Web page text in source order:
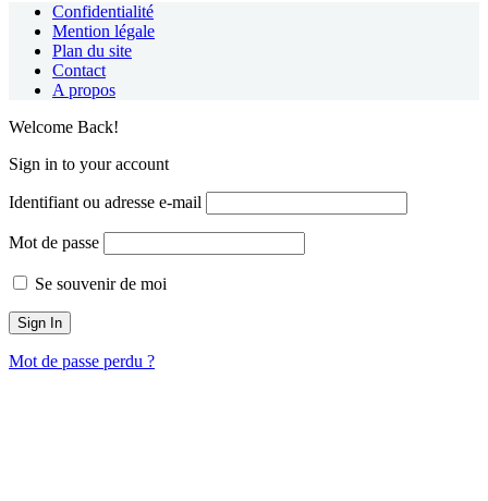
Confidentialité
Mention légale
Plan du site
Contact
A propos
Welcome Back!
Sign in to your account
Identifiant ou adresse e-mail
Mot de passe
Se souvenir de moi
Mot de passe perdu ?